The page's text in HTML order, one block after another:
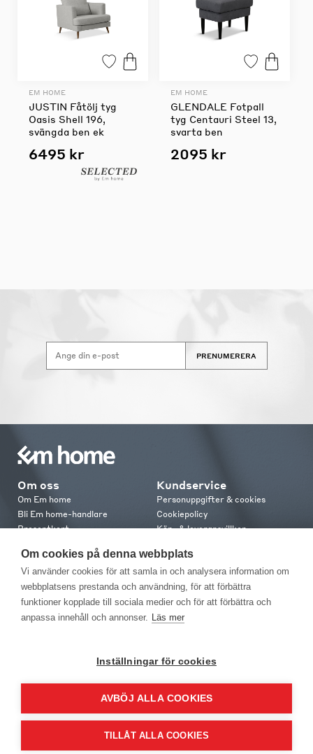
Om cookies på denna webbplats
Vi använder cookies för att samla in och analysera information om
webbplatsens prestanda och användning, för att förbättra
funktioner kopplade till sociala medier och för att förbättra och
anpassa innehåll och annonser. Läs mer
Inställningar för cookies
AVBÖJ ALLA COOKIES
TILLÅT ALLA COOKIES
EM HOME
JUSTIN Fåtölj tyg
Oasis Shell 196,
svängda ben ek
6495 kr
EM HOME
GLENDALE Fotpall
tyg Centauri Steel 13,
svarta ben
2095 kr
PRENUMERERA
Om oss
Om Em home
Bli Em home-handlare
Presentkort
Em home Club
Medlemsvillkor
Kundservice
Personuppgifter & cookies
Cookiepolicy
Köp- & leveransvillkor
Retur & reklamation
Kontakt
Kontakta oss